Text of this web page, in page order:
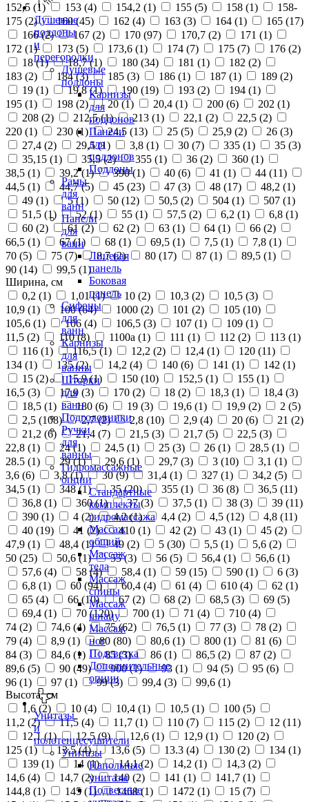
Душевые
поддоны
и
перегородки
Душевые
поддоны
Карнизы
для
поддонов
Панели
для
поддонов
Поддоны
Рамы
для
ванн
Панели
для
ванн
Лицевая
панель
Боковая
панель
Сифоны
для
ванн
Карнизы
для
ванны
Шторки
для
ванн
Подголовники
Ручки
для
ванны
Гидромассажные
опции
Стандартные
комплекты
гидромассажа
Массаж
общий
Массаж
тела
Массаж
спины
Массаж
шиацу
Массаж
ног
Подсветка
Дополнительные
опции
Унитазы
и
полотенцесушители
Унитазы
Напольные
унитазы
Подвесные
152,5 (1) 153 (4) 154,2 (1) 155 (5) 158 (1)
158-
175 (2) 160 (45) 162 (4) 163 (3) 164 (1) 165 (17)
166 (2) 167 (2) 170 (97) 170,7 (2) 171 (1)
172 (1) 173 (5) 173,6 (1) 174 (7) 175 (7) 176 (2)
18 (1) 18,7 (1) 180 (34) 181 (1) 182 (2)
183 (2) 184 (3) 185 (3) 186 (1) 187 (1) 189 (2)
19 (1) 19,8 (1) 190 (19) 193 (2) 194 (1)
195 (1) 198 (2) 20 (1) 20,4 (1) 200 (6) 202 (1)
208 (2) 212,5 (1) 213 (1) 22,1 (2) 22,5 (2)
220 (1) 230 (1) 24,5 (13) 25 (5) 25,9 (2) 26 (3)
27,4 (2) 29,5 (1) 3,8 (1) 30 (7) 335 (1) 35 (3)
35,15 (1) 35,5 (2) 355 (1) 36 (2) 360 (1)
38,5 (1) 39,2 (1) 390 (1) 40 (6) 41 (1) 44 (11)
44,5 (1) 44,7 (5) 45 (23) 47 (3) 48 (17) 48,2 (1)
49 (1) 5 (1) 50 (12) 50,5 (2) 504 (1) 507 (1)
51,5 (1) 52 (1) 55 (1) 57,5 (2) 6,2 (1) 6,8 (1)
60 (2) 61 (2) 62 (2) 63 (1) 64 (1) 66 (2)
66,5 (1) 67 (1) 68 (1) 69,5 (1) 7,5 (1) 7,8 (1)
70 (5) 75 (7) 8,7 (2) 80 (17) 87 (1) 89,5 (1)
90 (14) 99,5 (1)
Ширина, см
0,2 (1) 1,01 (1) 10 (2) 10,3 (2) 10,5 (3)
10,9 (1) 100 (64) 1000 (2) 101 (2) 105 (10)
105,6 (1) 106 (4) 106,5 (3) 107 (1) 109 (1)
11,5 (2) 110 (8) 1100а (1) 111 (1) 112 (2) 113 (1)
116 (1) 116,5 (1) 12,2 (2) 12,4 (1) 120 (11)
134 (1) 135 (2) 14,2 (4) 140 (6) 141 (1) 142 (1)
15 (2) 15,9 (1) 150 (10) 152,5 (1) 155 (1)
16,5 (3) 17,9 (3) 170 (2) 18 (2) 18,3 (1) 18,4 (3)
18,5 (1) 180 (6) 19 (3) 19,6 (1) 19,9 (2) 2 (5)
2,5 (108) 2,7 (2) 2,8 (10) 2,9 (4) 20 (6) 21 (2)
21,2 (6) 21,4 (7) 21,5 (3) 21,7 (5) 22,5 (3)
22,8 (1) 24 (1) 24,5 (1) 25 (3) 26 (1) 28,5 (1)
28.5 (1) 29 (1) 29,6 (1) 29,7 (3) 3 (10) 3,1 (1)
3,6 (6) 3,8 (1) 30 (9) 31,4 (1) 327 (1) 34,2 (5)
34,5 (1) 348 (1) 35 (20) 355 (1) 36 (8) 36,5 (11)
36,8 (1) 360 (1) 37 (3) 37,5 (1) 38 (3) 39 (11)
390 (1) 4 (2) 4,2 (1) 4,4 (2) 4,5 (12) 4,8 (11)
40 (19) 41 (2) 410 (1) 42 (2) 43 (1) 45 (2)
47,9 (1) 48,4 (1) 49 (2) 5 (30) 5,5 (1) 5,6 (2)
50 (25) 50,6 (1) 55 (3) 56 (5) 56,4 (1) 56,6 (1)
57,6 (4) 58 (4) 58,4 (1) 59 (15) 590 (1) 6 (3)
6,8 (1) 60 (94) 60,4 (4) 61 (4) 610 (4) 62 (1)
65 (4) 66 (10) 67 (2) 68 (2) 68,5 (3) 69 (5)
69,4 (1) 70 (120) 700 (1) 71 (4) 710 (4)
74 (2) 74,6 (4) 75 (62) 76,5 (1) 77 (3) 78 (2)
79 (4) 8,9 (1) 80 (80) 80,6 (1) 800 (1) 81 (6)
84 (3) 84,6 (1) 85 (3) 86 (1) 86,5 (2) 87 (2)
89,6 (5) 90 (49) 900 (1) 93 (1) 94 (5) 95 (6)
96 (1) 97 (1) 99 (3) 99,4 (3) 99,6 (1)
Высота, см
1,6 (2) 10 (4) 10,4 (1) 10,5 (1) 100 (5)
11,2 (2) 11,5 (4) 11,7 (1) 110 (7) 115 (2) 12 (11)
12,1 (1) 12,5 (9) 12,6 (1) 12,9 (1) 120 (2)
125 (1) 13,5 (4) 13,6 (5) 13.3 (4) 130 (2) 134 (1)
139 (1) 14 (1) 14,1 (2) 14,2 (1) 14,3 (2)
14,6 (4) 14,7 (2) 140 (2) 141 (1) 141,7 (1)
144,8 (1) 145 (1) 1468 (1) 1472 (1) 15 (7)